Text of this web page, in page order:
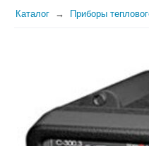
Каталог Приборы